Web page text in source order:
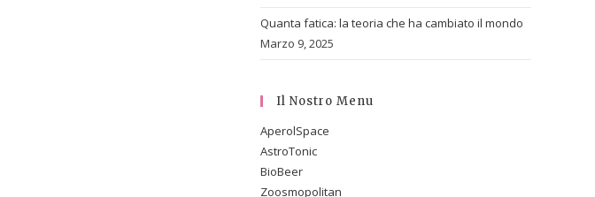
Quanta fatica: la teoria che ha cambiato il mondo
Marzo 9, 2025
Il Nostro Menu
AperolSpace
AstroTonic
BioBeer
Zoosmopolitan